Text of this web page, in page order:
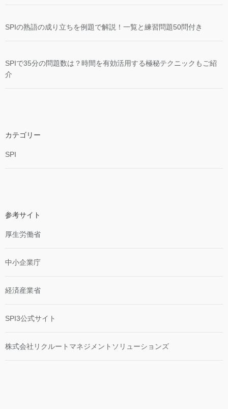
SPIの熟語の成り立ちを例題で解説！一覧と練習問題50問付き
SPIで35分の問題数は？時間を有効活用する極秘テクニックもご紹
介
カテゴリー
SPI
参考サイト
厚生労働省
中小企業庁
経済産業省
SPI3公式サイト
株式会社リクルートマネジメントソリューションズ